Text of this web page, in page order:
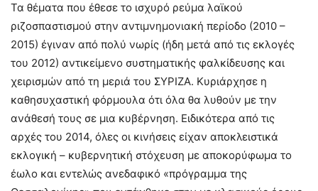
Τα θέματα που έθεσε το ισχυρό ρεύμα λαϊκού
ριζοσπαστισμού στην αντιμνημονιακή περίοδο (2010 –
2015) έγιναν από πολύ νωρίς (ήδη μετά από τις εκλογές
του 2012) αντικείμενο συστηματικής φαλκίδευσης και
χειρισμών από τη μεριά του ΣΥΡΙΖΑ. Κυριάρχησε η
καθησυχαστική φόρμουλα ότι όλα θα λυθούν με την
ανάθεσή τους σε μια κυβέρνηση. Ειδικότερα από τις
αρχές του 2014, όλες οι κινήσεις είχαν αποκλειστικά
εκλογική – κυβερνητική στόχευση με αποκορύφωμα το
έωλο και εντελώς ανεδαφικό «πρόγραμμα της